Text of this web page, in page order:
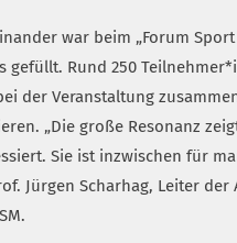
war beim „Forum
gefüllt. Rund 250
der Veranstaltung
„Die große Resonanz
Sie ist inzwischen für
Jürgen Scharhag, Leiter